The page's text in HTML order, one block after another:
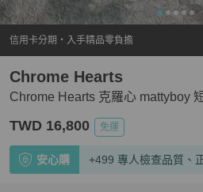
信用卡分期・入手精品零負擔
Chrome Hearts 克羅心 mattyboy
Chrome Hearts
TWD 16,800 免運
安心購 +499 專人檢查品質、